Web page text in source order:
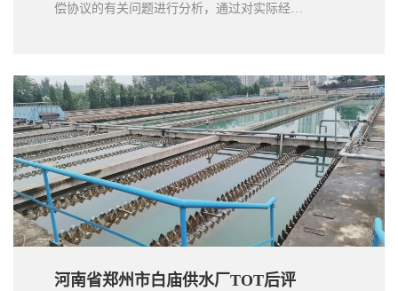
偿协议的有关问题进行分析，通过对实际经营
次补充协议的签订提供支撑。项目成果得到了
北京市交通委员会、北京市财政局的书面高度
肯定。
河南省郑州市白庙供水厂TOT后评